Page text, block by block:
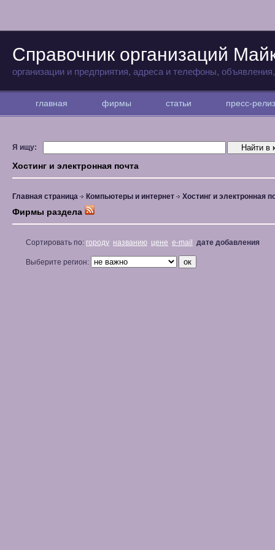
Справочник организаций
организации и предприятия, адреса и телефоны,
главная фирмы статьи пресс-
Я ищу:
Хостинг и электронная почта
Главная страница Компьютеры и интернет Хостинг и электронная
Фирмы раздела
Сортировать по: городу названию цене e-mail дате добавления
Выберите регион: